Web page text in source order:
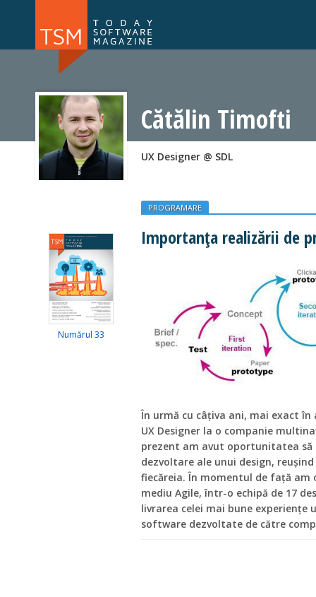
NOU
Cătălin Timofti
UX Designer @ SDL
Numărul 33
PROGRAMARE
Importanța realizării de
În urmă cu câțiva ani, mai exact
UX Designer la o companie
prezent am avut oportunitatea
dezvoltare ale unui design,
fiecăreia. În momentul de față am
mediu Agile, într-o echipă de 17
livrarea celei mai bune
software dezvoltate de către